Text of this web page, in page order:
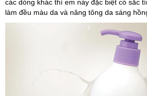
các dòng khác thì em này đặc biệt có sắc
làm đều màu da và nâng tông da sáng